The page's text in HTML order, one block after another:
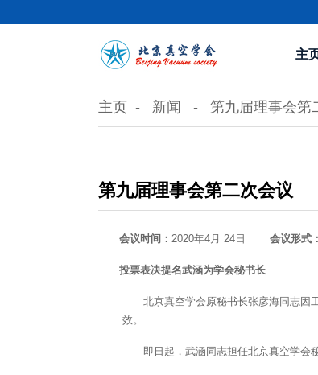
主
主页 新闻 第九届理事会第
第九届理事会第二次会议
会议时间： 2020年4月 24日 会议形式：
投票表决提名武涵为学会秘书长
北京真空学会原秘书长张彦海同志因
效。
即日起，武涵同志担任北京真空学会